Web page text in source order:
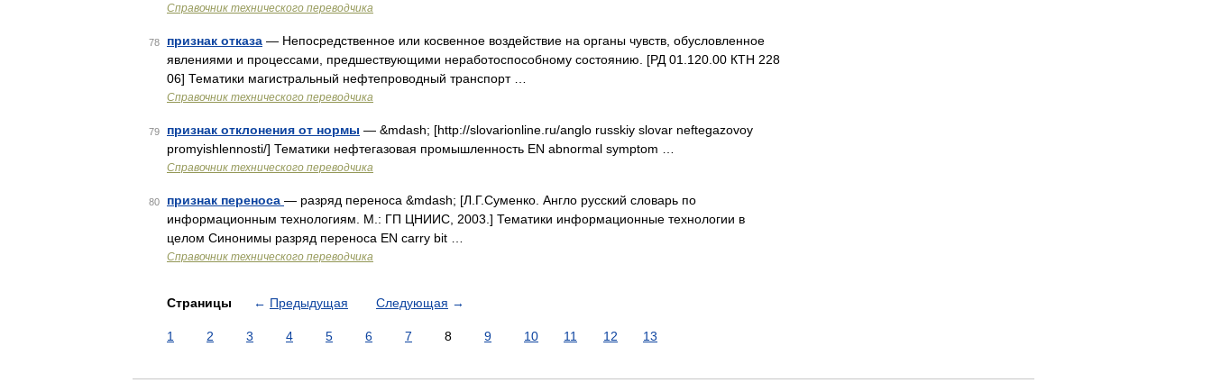
Справочник технического переводчика
78 признак отказа — Непосредственное или косвенное воздействие на органы чувств, обусловленное
явлениями и процессами, предшествующими неработоспособному состоянию. [РД 01.120.00 КТН 228
06] Тематики магистральный нефтепроводный транспорт …
Справочник технического переводчика
79 признак отклонения от нормы — &mdash; [http://slovarionline.ru/anglo russkiy slovar neftegazovoy
promyishlennosti/] Тематики нефтегазовая промышленность EN abnormal symptom …
Справочник технического переводчика
80 признак переноса — разряд переноса &mdash; [Л.Г.Суменко. Англо русский словарь по
информационным технологиям. М.: ГП ЦНИИС, 2003.] Тематики информационные технологии в
целом Синонимы разряд переноса EN carry bit …
Справочник технического переводчика
Страницы ← Предыдущая Следующая →
1 2 3 4 5 6 7 8 9 10 11 12 13